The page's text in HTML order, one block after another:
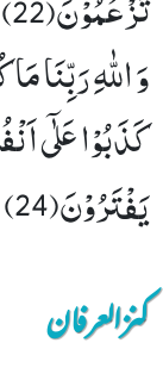
كَذَبُوْا عَلٰۤى
یَفْتَرُوْنَ(24)
کنزالعرفان